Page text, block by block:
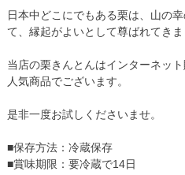
日本中どこにでもある栗は、山の
て、縁起がよいとして尊ばれてきま
当店の栗きんとんはインターネッ
人気商品でございます。
是非一度お試しくださいませ。
■保存方法：冷蔵保存
■賞味期限：要冷蔵で14日